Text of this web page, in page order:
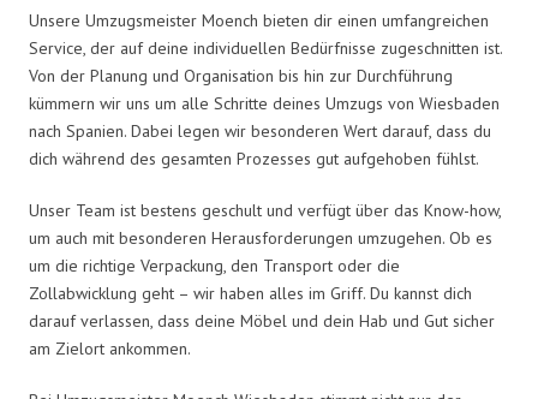
Unsere Umzugsmeister Moench bieten dir einen umfangreichen
Service, der auf deine individuellen Bedürfnisse zugeschnitten ist.
Von der Planung und Organisation bis hin zur Durchführung
kümmern wir uns um alle Schritte deines Umzugs von Wiesbaden
nach Spanien. Dabei legen wir besonderen Wert darauf, dass du
dich während des gesamten Prozesses gut aufgehoben fühlst.
Unser Team ist bestens geschult und verfügt über das Know-how,
um auch mit besonderen Herausforderungen umzugehen. Ob es
um die richtige Verpackung, den Transport oder die
Zollabwicklung geht – wir haben alles im Griff. Du kannst dich
darauf verlassen, dass deine Möbel und dein Hab und Gut sicher
am Zielort ankommen.